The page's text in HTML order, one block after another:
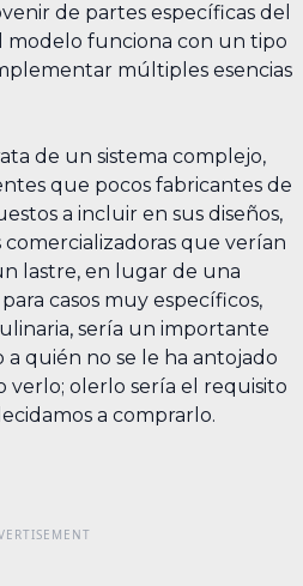
de partes específicas del
modelo funciona con un tipo
múltiples esencias
de un sistema complejo,
que pocos fabricantes de
a incluir en sus diseños,
comercializadoras que verían
lastre, en lugar de una
casos muy específicos,
sería un importante
a quién no se le ha antojado
verlo; olerlo sería el requisito
a comprarlo.